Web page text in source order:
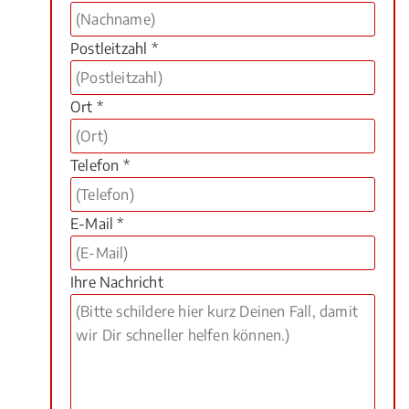
Postleitzahl *
Ort *
Telefon *
E-Mail *
Ihre Nachricht